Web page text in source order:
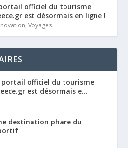
officiel du tourisme
est désormais en ligne !
,Voyages
portail officiel du tourisme
est désormais e...
destination phare du